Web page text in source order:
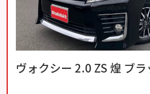
ヴォクシー 2.0 ZS 煌 ブラ